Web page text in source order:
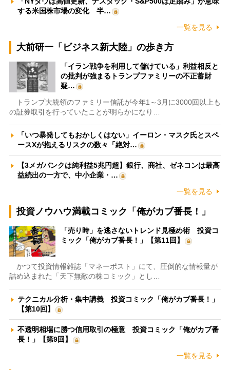
する米国株市場の変化 半…
一覧を見る
大前研一「ビジネス新大陸」の歩き方
「イラン戦争を利用して儲けている」利益相反と
の批判が強まるトランプファミリーの不正蓄財
疑…
トランプ大統領のファミリー信託が今年1～3月に3000回以上も
の証券取引を行っていたことが明らかになり…
「いつ暴発してもおかしくはない」イーロン・マスク氏とスペ
ースXが抱えるリスクの数々「絶対…
【3メガバンクは純利益5兆円超】銀行、商社、ゼネコンは最高
益続出の一方で、中小企業・…
一覧を見る
投資ノウハウ満載コミック「俺がカブ番長！」
「売り時」を逃さないトレンド見極め術 投資コ
ミック「俺がカブ番長！」【第11回】
かつて投資情報雑誌「マネーポスト」にて、圧倒的な情報量が
詰め込まれた「天下無敵の株コミック」とし…
テクニカル分析・集中講義 投資コミック「俺がカブ番長！」
【第10回】
不透明相場に勝つ信用取引の極意 投資コミック「俺がカブ番
長！」【第9回】
一覧を見る